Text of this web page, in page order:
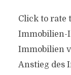
Click to rate
Immobilien-
Immobilien
Anstieg des